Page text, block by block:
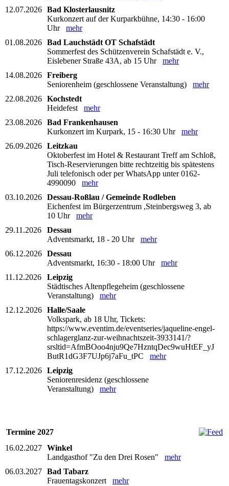
12.07.2026 Bad Klosterlausnitz
Kurkonzert auf der Kurparkbühne, 14:30 - 16:00
Uhr mehr
01.08.2026 Bad Lauchstädt OT Schafstädt
Sommerfest des Schützenverein Schafstädt e. V.,
Eislebener Straße 43A, ab 15 Uhr mehr
14.08.2026 Freiberg
Seniorenheim (geschlossene Veranstaltung) mehr
22.08.2026 Kochstedt
Heidefest mehr
23.08.2026 Bad Frankenhausen
Kurkonzert im Kurpark, 15 - 16:30 Uhr mehr
26.09.2026 Leitzkau
Oktoberfest im Hotel & Restaurant Treff am Schloß,
Tisch-Reservierungen bitte rechtzeitig bis spätestens
Juli telefonisch oder per WhatsApp unter 0162-
4990090 mehr
03.10.2026 Dessau-Roßlau / Gemeinde Rodleben
Eichenfest im Bürgerzentrum ,Steinbergsweg 3, ab
10 Uhr mehr
29.11.2026
Dessau
Adventsmarkt, 18 - 20 Uhr mehr
06.12.2026 Dessau
Adventsmarkt, 16:30 - 18:00 Uhr mehr
11.12.2026
Leipzig
Städtisches Altenpflegeheim (geschlossene
Veranstaltung) mehr
12.12.2026 Halle/Saale
Volkspark, ab 18 Uhr, Tickets:
https://www.eventim.de/eventseries/jaqueline-engel-
schlagerglanz-zur-weihnachtszeit-3933141/?
srsltid=AfmBOoo4nju9Qe7HzntqDec9wuHtEF_yJ
ButR1dG3F7UJp6j7aFu_tPC mehr
17.12.2026 Leipzig
Seniorenresidenz (geschlossene
Veranstaltung) mehr
Termine 2027
16.02.2027 Winkel
Landgasthof "Zu den Drei Rosen" mehr
06.03.2027 Bad Tabarz
Frauentagskonzert mehr